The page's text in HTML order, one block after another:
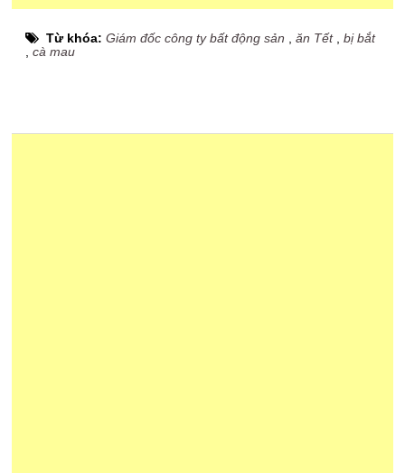
Từ khóa:Giám đốc công ty bất động sản ,ăn Tết,bị bắt
,cà mau